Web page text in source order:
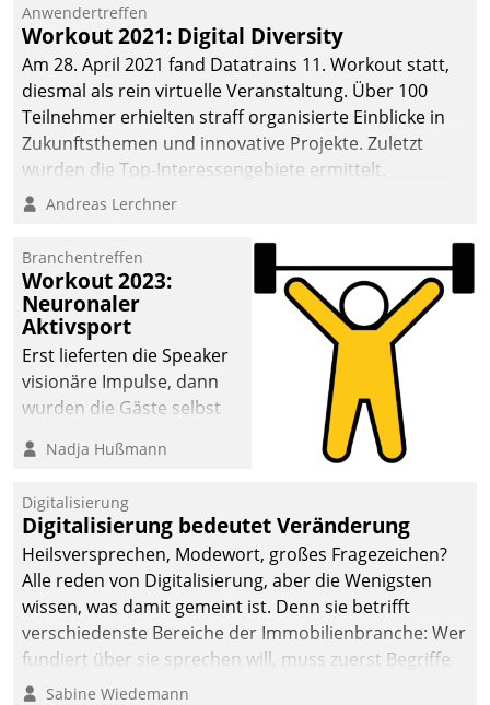
Cloud-Strategien und -
Lösungen mit hohem
Zukunftspotenzial.
Anwendertreffen
Workout 2021: Digital Diversity
Am 28. April 2021 fand Datatrains 11. Workout statt,
diesmal als rein virtuelle Veranstaltung. Über 100
Teilnehmer erhielten straff organisierte Einblicke in
Zukunftsthemen und innovative Projekte. Zuletzt
wurden die Top-Interessengebiete ermittelt.
Andreas Lerchner
Branchentreffen
Workout 2023:
Neuronaler
Aktivsport
Erst lieferten die Speaker
visionäre Impulse, dann
wurden die Gäste selbst
methodisch
Quartier. Dazwischen
zeigte Datatrain, was es
Neues zu bieten hat.
Nadja Hußmann
Digitalisierung
Digitalisierung bedeutet Veränderung
Heilsversprechen, Modewort, großes Fragezeichen?
Alle reden von Digitalisierung, aber die Wenigsten
wissen, was damit gemeint ist. Denn sie betrifft
verschiedenste Bereiche der Immobilienbranche: Wer
fundiert über sie sprechen will, muss zuerst Begriffe
klären. Ein Aspekt ist die betriebliche Optimierung:
Sabine Wiedemann